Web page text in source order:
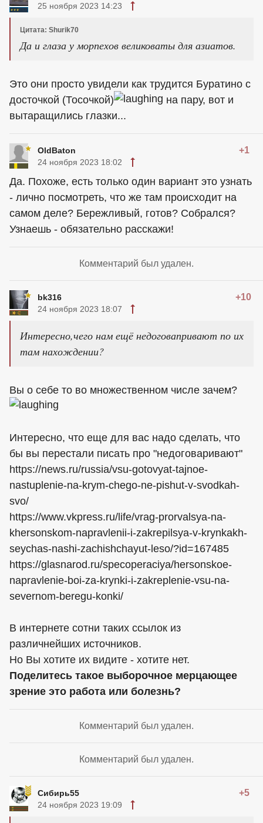
25 ноября 2023 14:23
Цитата: Shurik70
Да и глаза у морпехов великоваты для азиатов.
Это они просто увидели как трудится Буратино с
досточкой (Тосочкой)
на пару, вот и
вытаращились глазки...
OldBaton +1
24 ноября 2023 18:02
Да. Похоже, есть только один вариант это узнать
- лично посмотреть, что же там происходит на
самом деле? Бережливый, готов? Собрался?
Узнаешь - обязательно расскажи!
Комментарий был удален.
bk316 +10
24 ноября 2023 18:07
Интересно,чего нам ещё недоговапривают по их
там нахождении?
Вы о себе то во множественном числе зачем?
Интересно, что еще для вас надо сделать, что
бы вы перестали писать про "недоговаривают"
https://news.ru/russia/vsu-gotovyat-tajnoe-
nastuplenie-na-krym-chego-ne-pishut-v-svodkah-
svo/
https://www.vkpress.ru/life/vrag-prorvalsya-na-
khersonskom-napravlenii-i-zakrepilsya-v-krynkakh-
seychas-nashi-zachishchayut-leso/?id=167485
https://glasnarod.ru/specoperaciya/hersonskoe-
napravlenie-boi-za-krynki-i-zakreplenie-vsu-na-
severnom-beregu-konki/
В интернете сотни таких ссылок из
различнейших источников.
Но Вы хотите их видите - хотите нет.
Поделитесь такое выборочное мерцающее
зрение это работа или болезнь?
Комментарий был удален.
Комментарий был удален.
Сибирь55 +5
24 ноября 2023 19:09